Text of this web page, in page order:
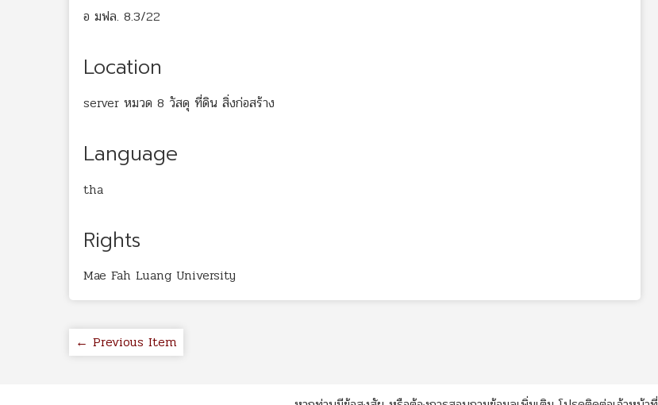
อ มฟล. 8.3/22
Location
server หมวด 8 วัสดุ ที่ดิน สิ่งก่อสร้าง
Language
tha
Rights
Mae Fah Luang University
← Previous Item